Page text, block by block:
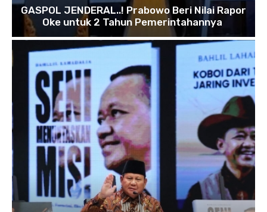
GASPOL JENDERAL..! Prabowo Beri Nilai Rapor
Oke untuk 2 Tahun Pemerintahannya